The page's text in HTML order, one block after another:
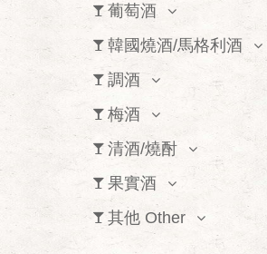
葡萄酒
韓國燒酒/馬格利酒
調酒
梅酒
清酒/燒酎
果實酒
其他 Other